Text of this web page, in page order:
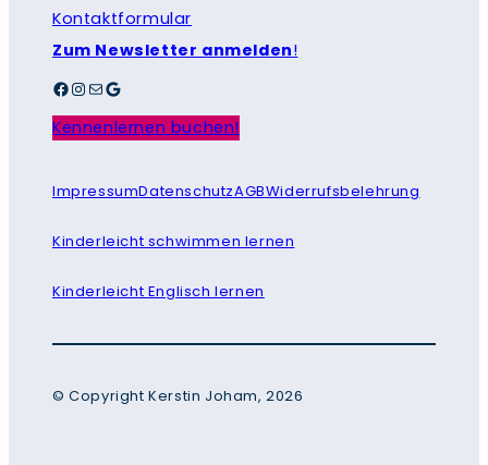
Kontaktformular
Zum Newsletter anmelden!
Facebook InstagramE-Mail Google
Kennenlernen buchen!
ImpressumDatenschutzAGBWiderrufsbelehrung
Kinderleicht schwimmen lernen
Kinderleicht Englisch lernen
© Copyright Kerstin Joham, 2026